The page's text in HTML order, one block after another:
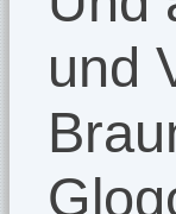
und